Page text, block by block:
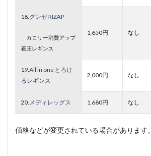
18.グンゼ RIZAP
カロリー消費アップ
着圧レギンス
1,650円 なし
19.All in one とろけ
るレギンス
2,000円 なし
20. メディレッグス 1,680円 なし
価格などが変更されている場合があります。